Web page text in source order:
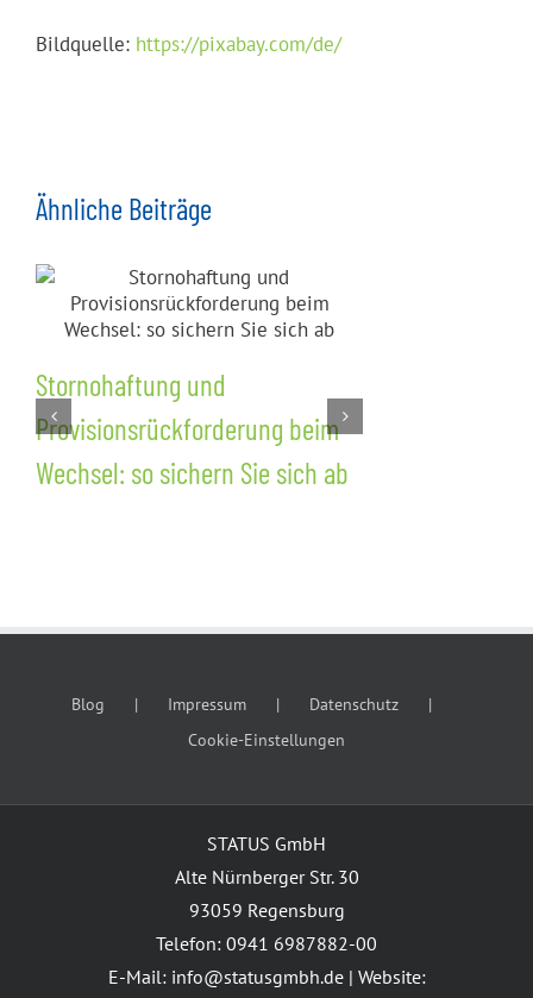
Bildquelle: https://pixabay.com/de/
Ähnliche Beiträge
Stornohaftung und
Provisionsrückforderung beim
Wechsel: so sichern Sie sich ab
Blog Impressum
Datenschutz
Cookie-Einstellungen
STATUS GmbH
Alte Nürnberger Str. 30
93059 Regensburg
Telefon: 0941 6987882-00
E-Mail: info@statusgmbh.de | Website: